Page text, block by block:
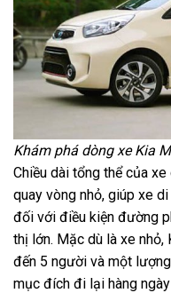
Khám phá dòng xe Kia
Chiều dài tổng thể của
quay vòng nhỏ, giúp xe
đối với điều kiện đường
thị lớn. Mặc dù là xe
đến 5 người và một
mục đích đi lại hàng